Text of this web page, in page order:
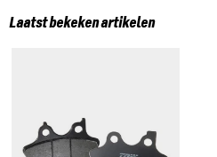
Laatst bekeken artikelen